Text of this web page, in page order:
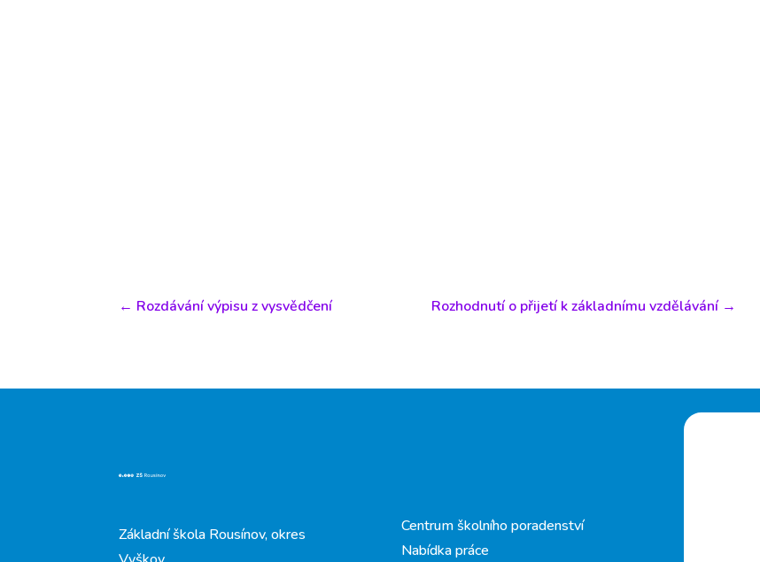
← Rozdávání výpisu z vysvědčení Rozhodnutí o přijetí k základnímu vzdělávání→
Základní škola Rousínov, okres
Centrum školního poradenství
Nabídka práce